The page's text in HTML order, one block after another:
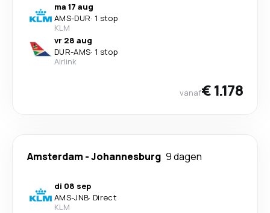
ma 17 aug
AMS-DUR· 1 stop
KLM
vr 28 aug
DUR-AMS· 1 stop
Airlink
vanaf€ 1.178
Amsterdam -Johannesburg 9 dagen
di 08 sep
AMS-JNB· Direct
KLM